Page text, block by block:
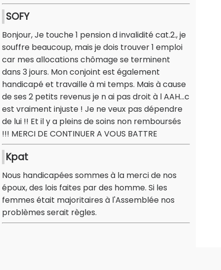
SOFY
Bonjour, Je touche 1 pension d invalidité cat.2., je
souffre beaucoup, mais je dois trouver 1 emploi
car mes allocations chômage se terminent
dans 3 jours. Mon conjoint est également
handicapé et travaille à mi temps. Mais à cause
de ses 2 petits revenus je n ai pas droit à l AAH...c
est vraiment injuste ! Je ne veux pas dépendre
de lui !! Et il y a pleins de soins non remboursés
!!! MERCI DE CONTINUER A VOUS BATTRE
Kpat
Nous handicapées sommes à la merci de nos
époux, des lois faites par des homme. Si les
femmes était majoritaires à l'Assemblée nos
problèmes serait règles.